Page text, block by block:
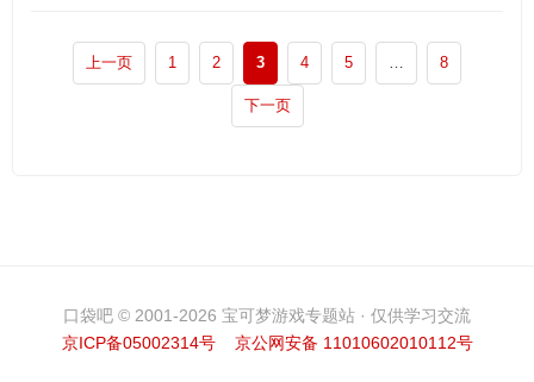
上一页 1 2 3 4 5 … 8
下一页
口袋吧 © 2001-2026 宝可梦游戏专题站 · 仅供学习交流
京ICP备05002314号
京公网安备 11010602010112号